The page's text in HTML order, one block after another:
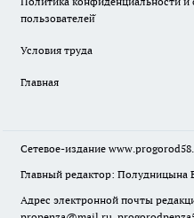
пользователей̆
Условия труда
Главная
Сетевое-издание
Главный редактор: Полудницына
Адрес электронной почты